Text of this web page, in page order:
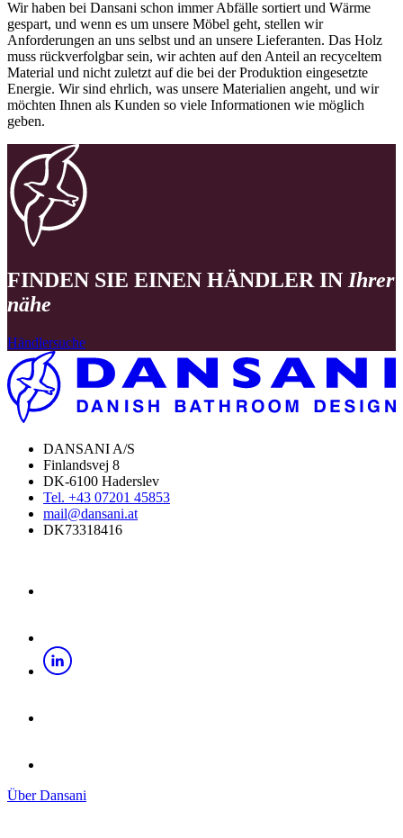
Wir haben bei Dansani schon immer Abfälle sortiert und Wärme
gespart, und wenn es um unsere Möbel geht, stellen wir
Anforderungen an uns selbst und an unsere Lieferanten. Das Holz
muss rückverfolgbar sein, wir achten auf den Anteil an recyceltem
Material und nicht zuletzt auf die bei der Produktion eingesetzte
Energie. Wir sind ehrlich, was unsere Materialien angeht, und wir
möchten Ihnen als Kunden so viele Informationen wie möglich
geben.
FINDEN SIE EINEN HÄNDLER IN Ihrer
nähe
Händlersuche
DANSANI A/S
Finlandsvej 8
DK-6100 Haderslev
Tel. +43 07201 45853
mail@dansani.at
DK73318416
Über Dansani